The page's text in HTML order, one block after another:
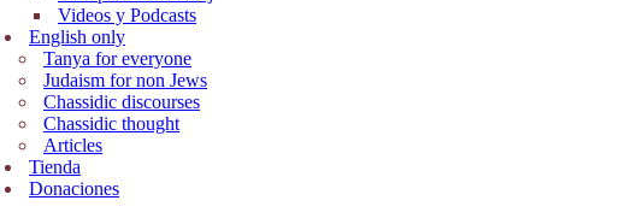
Videos y Podcasts
English only
Tanya for everyone
Judaism for non Jews
Chassidic discourses
Chassidic thought
Articles
Tienda
Donaciones